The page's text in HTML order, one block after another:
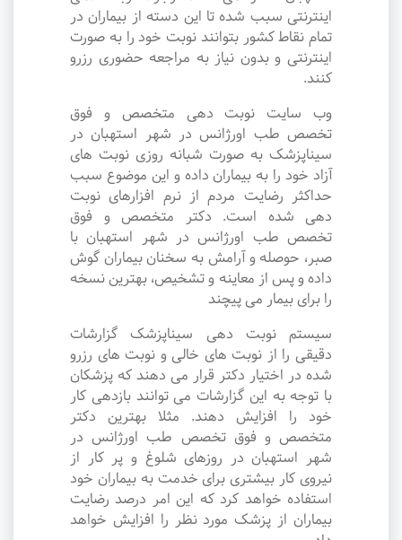
اینترنتی سبب شده تا این دسته از بیماران در
تمام نقاط کشور بتوانند نوبت خود را به صورت
اینترنتی و بدون نیاز به مراجعه حضوری رزرو
کنند.
وب سایت نوبت دهی متخصص و فوق
تخصص طب اورژانس در شهر استهبان در
سیناپزشک به صورت شبانه روزی نوبت های
آزاد خود را به بیماران داده و این موضوع سبب
حداکثر رضایت مردم از نرم افزارهای نوبت
دهی شده است. دکتر متخصص و فوق
تخصص طب اورژانس در شهر استهبان با
صبر، حوصله و آرامش به سخنان بیماران گوش
داده و پس از معاینه و تشخیص، بهترین نسخه
را برای بیمار می پیچند
سیستم نوبت دهی سیناپزشک گزارشات
دقیقی را از نوبت های خالی و نوبت های رزرو
شده در اختیار دکتر قرار می دهند که پزشکان
با توجه به این گزارشات می توانند بازدهی کار
خود را افزایش دهند. مثلا بهترین دکتر
متخصص و فوق تخصص طب اورژانس در
شهر استهبان در روزهای شلوغ و پر کار از
نیروی کار بیشتری برای خدمت به بیماران خود
استفاده خواهد کرد که این امر درصد رضایت
بیماران از پزشک مورد نظر را افزایش خواهد